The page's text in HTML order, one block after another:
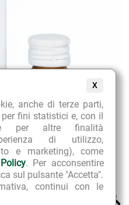
X
anche di terze parti,
fini statistici e, con il
per altre finalità
di utilizzo,
e marketing), come
. Per acconsentire
sul pulsante "Accetta".
continui con le